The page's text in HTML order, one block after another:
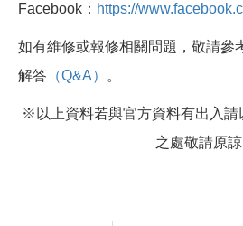
Facebook： https://
如有維修或報修相關問題，敬請參
解答 （Q&A） 。
※以上資料若與官方資料有出入請
之處敬請原諒